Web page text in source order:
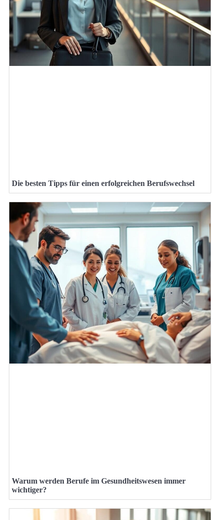
Die besten Tipps für einen erfolgreichen Berufswechsel
Warum werden Berufe im Gesundheitswesen immer
wichtiger?